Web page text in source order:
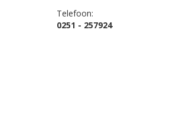
Telefoon:
0251 - 257924